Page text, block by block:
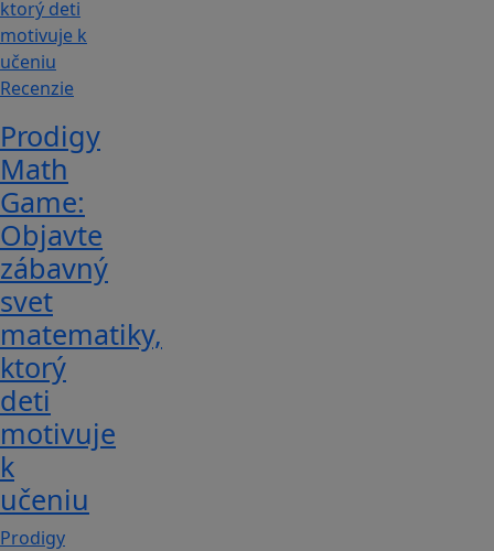
Recenzie
Prodigy
Math
Game:
Objavte
zábavný
svet
matematiky,
ktorý
deti
motivuje
k
učeniu
Prodigy